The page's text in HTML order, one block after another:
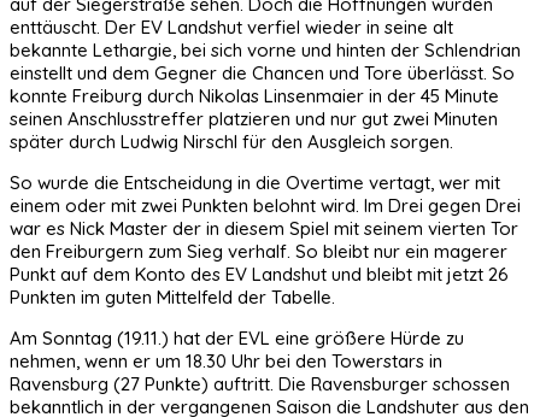
enttäuscht. Der EV Landshut verfiel wieder in seine alt
bekannte Lethargie, bei sich vorne und hinten der Schlendrian
einstellt und dem Gegner die Chancen und Tore überlässt. So
konnte Freiburg durch Nikolas Linsenmaier in der 45 Minute
seinen Anschlusstreffer platzieren und nur gut zwei Minuten
später durch Ludwig Nirschl für den Ausgleich sorgen.
So wurde die Entscheidung in die Overtime vertagt, wer mit
einem oder mit zwei Punkten belohnt wird. Im Drei gegen Drei
war es Nick Master der in diesem Spiel mit seinem vierten Tor
den Freiburgern zum Sieg verhalf. So bleibt nur ein magerer
Punkt auf dem Konto des EV Landshut und bleibt mit jetzt 26
Punkten im guten Mittelfeld der Tabelle.
Am Sonntag (19.11.) hat der EVL eine größere Hürde zu
nehmen, wenn er um 18.30 Uhr bei den Towerstars in
Ravensburg (27 Punkte) auftritt. Die Ravensburger schossen
bekanntlich in der vergangenen Saison die Landshuter aus den